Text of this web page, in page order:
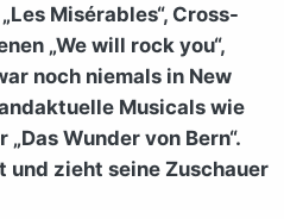
Misérables“, Cross-
„We will rock you“,
noch niemals in New
Musicals wie
„Das Wunder von Bern“.
zieht seine Zuschauer